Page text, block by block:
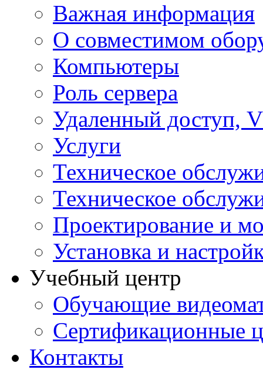
Важная информация
О совместимом
Компьютеры
Роль сервера
Удаленный доступ,
Услуги
Техническое
Техническое
Проектирование и
Установка и
Учебный центр
Обучающие
Сертификационные
Контакты